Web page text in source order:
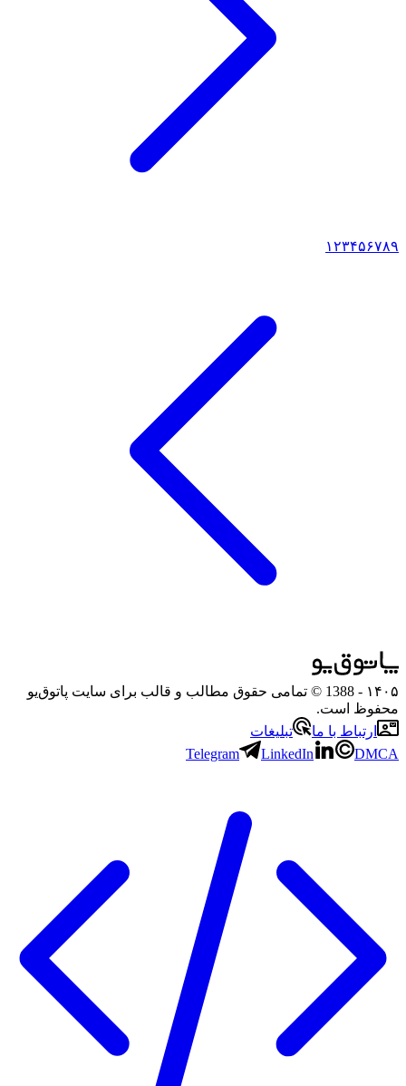
۱۲۳۴۵۶۷۸۹
۱۴۰۵
- 1388 © تمامی حقوق مطالب و قالب برای سایت پاتوق‌یو
محفوظ است.
ارتباط با ما
تبلیغات
Telegram
LinkedIn DMCA